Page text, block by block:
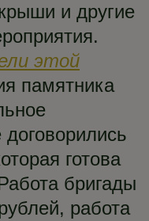
и другие
этой
памятника
готова
бригады
работа